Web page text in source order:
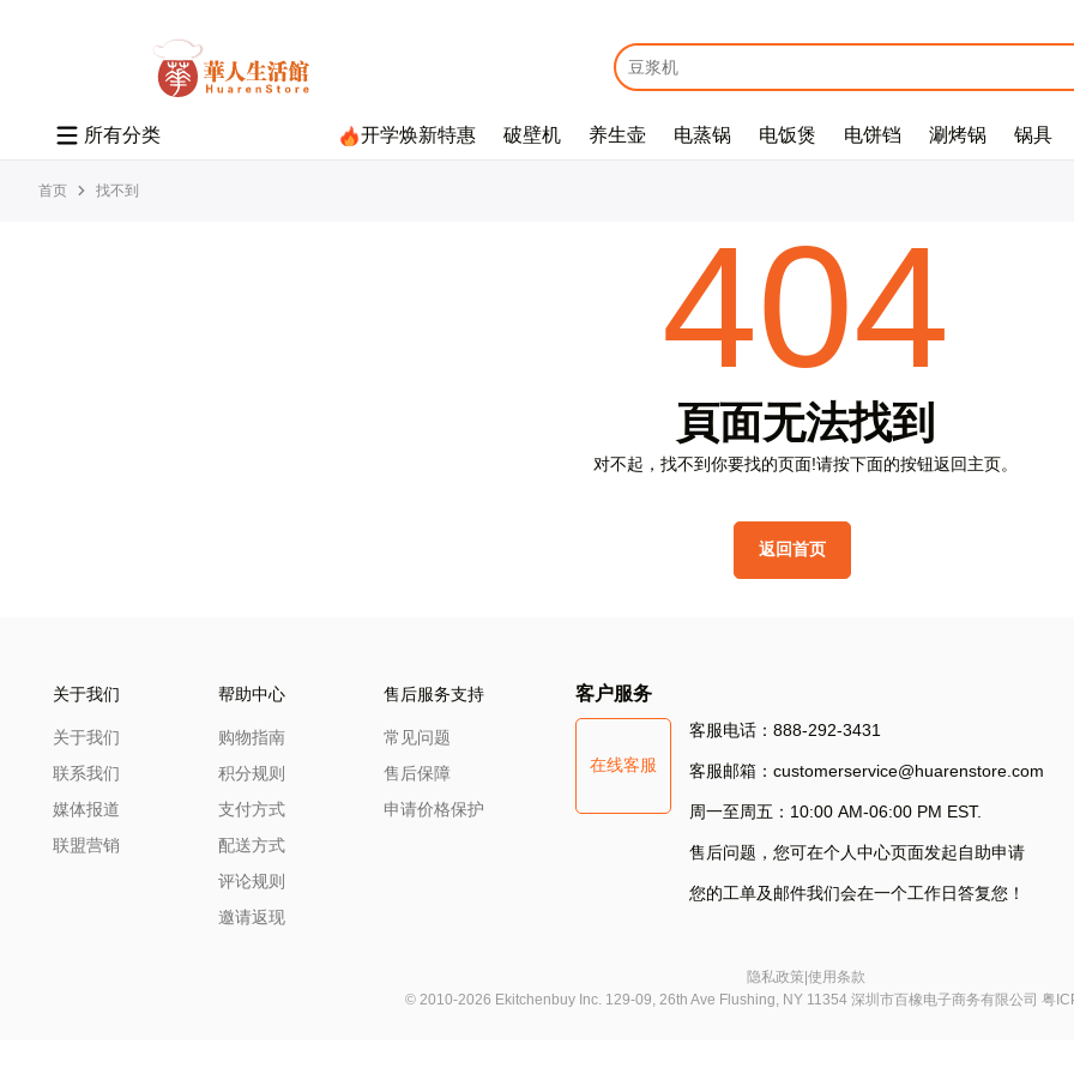
所有分类 开学焕新特惠 破壁机 养生壶 电蒸锅 电饭煲 电饼铛 涮烤锅 锅具
首页 找不到
404
頁面无法找到
对不起 ， 找不到你要找的页面!请按下面的按钮返回主页。
返回首页
关于我们
关于我们
联系我们
媒体报道
联盟营销
帮助中心
购物指南
积分规则
支付方式
配送方式
评论规则
邀请返现
售后服务支持
常见问题
售后保障
申请价格保护
客户服务
在线客服
客服电话：888-292-3431
客服邮箱：customerservice@huarenstore.com
周一至周五：10:00 AM-06:00 PM EST.
售后问题，您可在个人中心页面发起自助申请
您的工单及邮件我们会在一个工作日答复您！
隐私政策 使用条款
© 2010-2026 Ekitchenbuy Inc. 129-09, 26th Ave Flushing, NY 11354 深圳市百橡电子商务有限公司 粤